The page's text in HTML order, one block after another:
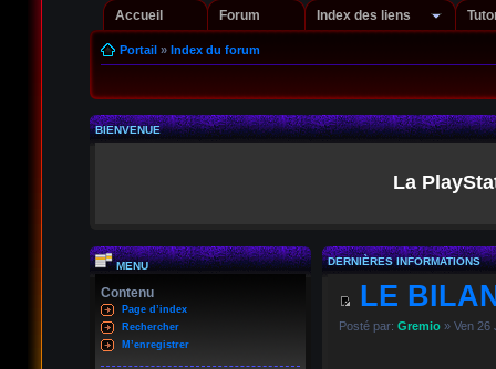
Accueil Forum Index des liens
Portail» Index du forum
BIENVENUE
La
MENU
Contenu
Page d’index
Rechercher
M’enregistrer
DERNIÈRES INFORMATIONS
LE
Posté par: Gremio» Ven 26